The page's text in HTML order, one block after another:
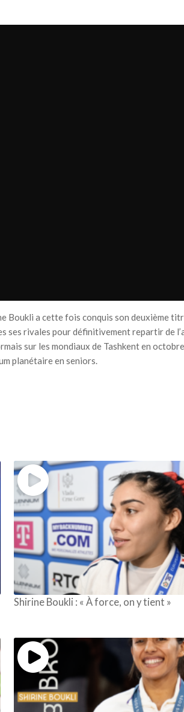
Boukli a cette fois conquis son deuxième
ses rivales pour définitivement repartir de
sur les mondiaux de Tashkent en
planétaire en seniors.
Shirine Boukli : « À force, on y tient »